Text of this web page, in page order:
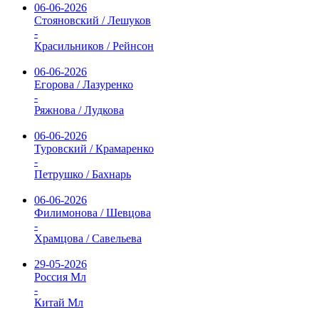
06-06-2026
Стояновский / Лешуков
-
Красильников / Рейнсон
06-06-2026
Егорова / Лазуренко
-
Ряжнова / Лудкова
06-06-2026
Туровский / Крамаренко
-
Петрушко / Бахнарь
06-06-2026
Филимонова / Шевцова
-
Храмцова / Савельева
29-05-2026
Россия Мл
-
Китай Мл